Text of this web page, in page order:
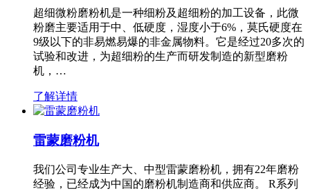
超细微粉磨粉机是一种细粉及超细粉的加工设备，此微
粉磨主要适用于中、低硬度，湿度小于6%，莫氏硬度在
9级以下的非易燃易爆的非金属物料。它是经过20多次的
试验和改进，为超细粉的生产而研发制造的新型磨粉
机，…
了解详情
雷蒙磨粉机
我们公司专业生产大、中型雷蒙磨粉机，拥有22年磨粉
经验，已经成为中国的磨粉机制造商和供应商。 R系列